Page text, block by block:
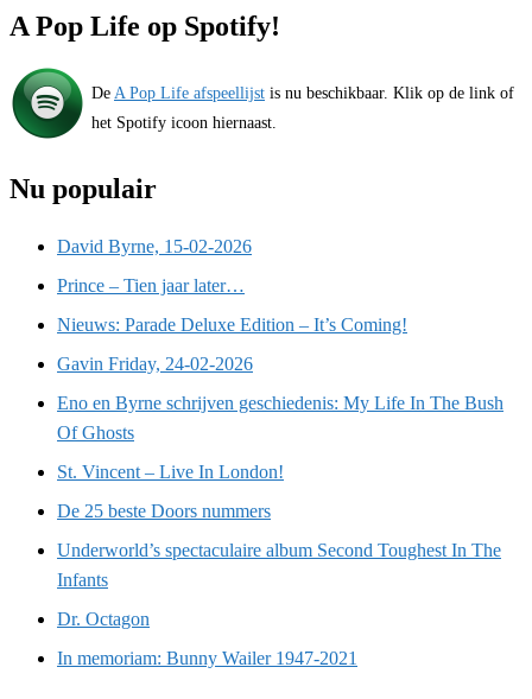
A Pop Life op Spotify!
De A Pop Life afspeellijst is nu beschikbaar. Klik op de link of
het Spotify icoon hiernaast.
Nu populair
David Byrne, 15-02-2026
Prince – Tien jaar later…
Nieuws: Parade Deluxe Edition – It’s Coming!
Gavin Friday, 24-02-2026
Eno en Byrne schrijven geschiedenis: My Life In The Bush
Of Ghosts
St. Vincent – Live In London!
De 25 beste Doors nummers
Underworld’s spectaculaire album Second Toughest In The
Infants
Dr. Octagon
In memoriam: Bunny Wailer 1947-2021